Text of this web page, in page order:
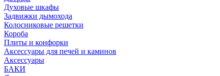
Духовые шкафы
Задвижки дымохода
Колосниковые решетки
Короба
Плиты и конфорки
Аксессуары для печей и каминов
Аксессуары
БАКИ